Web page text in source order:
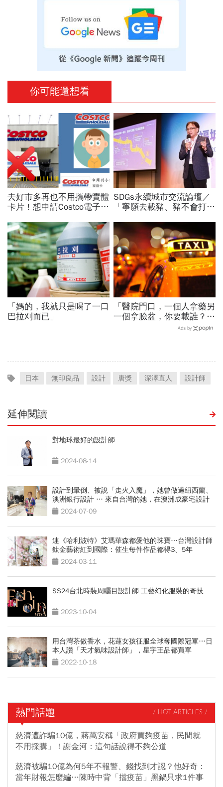
你可能還想看
去好市多再也不用攜帶實體
卡片！想申請Costco電子會
SDGs永續城市交流論壇／
「寧願去載豬、豬不會打
桃園市4大倡議，重構公共
運輸DNA
「媽的，我就只是喝了一口
巴拉刈而已」
「醫院門口，一個人拿藥另
一個拿臉盆，你要載誰？」
一個計程車司機給我們上了
Ads by
日本 無印良品 設計 唐獎 深澤直人 設計師
延伸閱讀
對地球最好的設計師
2024-08-14
設計到暈倒、被說「走火入魔」，她曾做過紐西蘭、
澳洲銀行設計 … 來自台灣的她，在澳洲成豪宅設計
師 2024-07-09
連《哈利波特》艾瑪華森都愛他的珠寶…台灣設計師
鈦金藝術紅到國際：催生每件作品都得3、5年
2024-03-11
SS24台北時裝周矚目設計師 工藝幻化服裝的奇技
2023-10-04
用台灣茶做香水，花蓮女孩征服全球奪國際冠軍…日
本人讚「天才氣味設計師」，星宇王品都買單
2022-10-18
熱門話題 / HOT ARTICLES /
慈濟遭詐騙10億，蔣萬安稱「政府買夠疫苗，民間就
不用採購」！謝金河：這句話說得不夠公道
慈濟被騙10億為何5年不報警、錢找到才認？他好奇：
當年財報怎麼編…陳時中背「擋疫苗」黑鍋只求1件事